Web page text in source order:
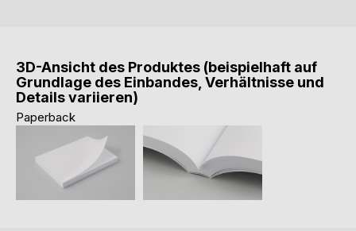
3D-Ansicht des Produktes (beispielhaft auf
Grundlage des Einbandes, Verhältnisse und
Details variieren)
Paperback